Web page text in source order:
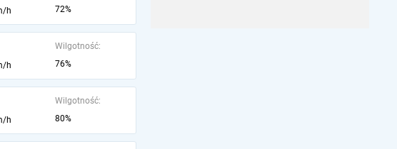
h
72%
h
Wilgotność:
76%
h
Wilgotność:
80%